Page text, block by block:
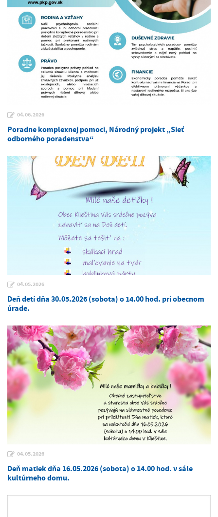
04.06.2026
Poradne komplexnej pomoci, Národný projekt „Sieť
odborného poradenstva“
04.05.2026
Deň detí dňa 30.05.2026 (sobota) o 14.00 hod. pri obecnom
úrade.
04.05.2026
Deň matiek dňa 16.05.2026 (sobota) o 14.00 hod. v sále
kultúrneho domu.